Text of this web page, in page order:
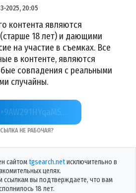
2025, 20:05
контента являются
18 лет) и дающими
на участие в съемках. Все
в контенте, являются
совпадения с реальными
случайны.
Подписаться
не рабочая?
сайтомtgsearch.netисключительно в
целях.
ссылкам вы подтверждаете, что вам
18 лет.